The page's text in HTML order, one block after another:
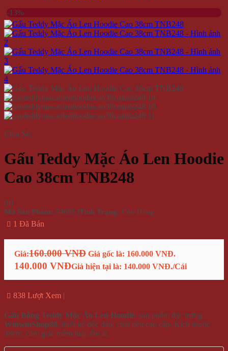
-13%
Chia Sẻ:
Gấu Teddy Mặc Áo Len Hoodie
Cao 38cm TNB248
(0)
Mã Sản Phẩm: 54685 |Tình Trạng: Còn Hàng
1 Đã Bán
Giá:160.000 VNĐ Giá gốc là: 160.000 VNĐ.
140.000 VNĐGiá hiện tại là: 140.000 VNĐ./Cái
838 Lượt Xem
Gấu Bông Teddy Mặc Áo Len Hoodie, sản phẩm đặc trưng
WinwinShop88, thiết kế độc đáo, chất liệu cao cấp. Kích thước
38cm, cảm giác mềm mại, êm ái.